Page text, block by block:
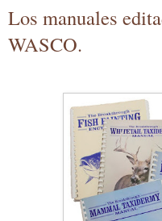
Los manuales
WASCO.